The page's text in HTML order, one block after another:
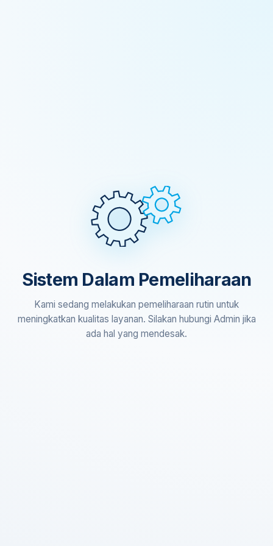
Sistem Dalam Pemeliharaan
Kami sedang melakukan pemeliharaan rutin untuk
meningkatkan kualitas layanan. Silakan hubungi Admin jika
ada hal yang mendesak.